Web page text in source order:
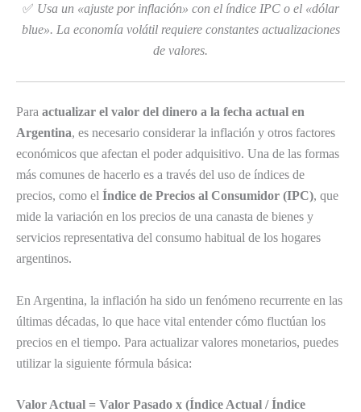
✅ Usa un «ajuste por inflación» con el índice IPC o el «dólar
blue». La economía volátil requiere constantes actualizaciones
de valores.
Para actualizar el valor del dinero a la fecha actual en
Argentina, es necesario considerar la inflación y otros factores
económicos que afectan el poder adquisitivo. Una de las formas
más comunes de hacerlo es a través del uso de índices de
precios, como el Índice de Precios al Consumidor (IPC), que
mide la variación en los precios de una canasta de bienes y
servicios representativa del consumo habitual de los hogares
argentinos.
En Argentina, la inflación ha sido un fenómeno recurrente en las
últimas décadas, lo que hace vital entender cómo fluctúan los
precios en el tiempo. Para actualizar valores monetarios, puedes
utilizar la siguiente fórmula básica:
Valor Actual = Valor Pasado x (Índice Actual / Índice